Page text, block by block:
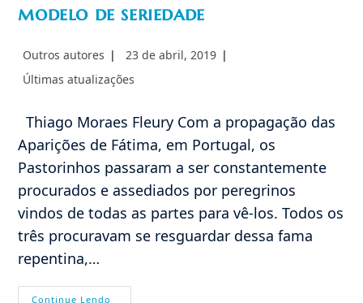
modelo de seriedade
Autor
post:
Outros autores
Post
23 de abril, 2019
Categoria
Últimas atualizações
Thiago Moraes Fleury Com a propagação das
Aparições de Fátima, em Portugal, os
Pastorinhos passaram a ser constantemente
procurados e assediados por peregrinos
vindos de todas as partes para vê-los. Todos os
três procuravam se resguardar dessa fama
repentina,…
Continue Lendo